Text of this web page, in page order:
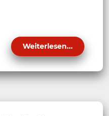
Weiterlesen...